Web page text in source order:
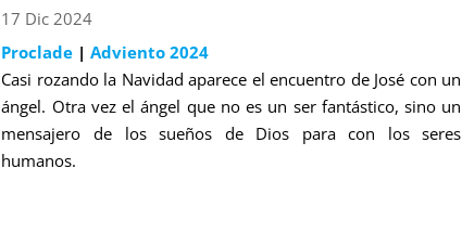
17 Dic 2024
Proclade |Adviento 2024
Casi rozando la Navidad aparece el encuentro de José con un
ángel. Otra vez el ángel que no es un ser fantástico, sino un
mensajero de los sueños de Dios para con los seres
humanos.